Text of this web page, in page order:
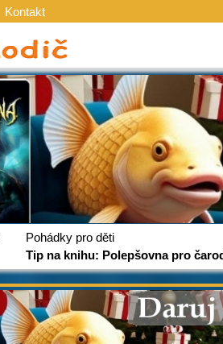
Kontakt
Pohádky pro děti
Tip na knihu: Polepšovna pro